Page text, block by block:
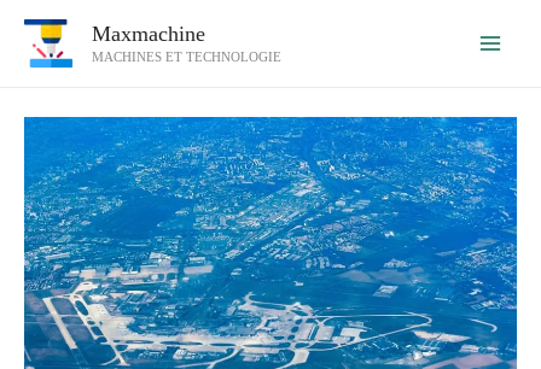
Maxmachine
MACHINES ET TECHNOLOGIE